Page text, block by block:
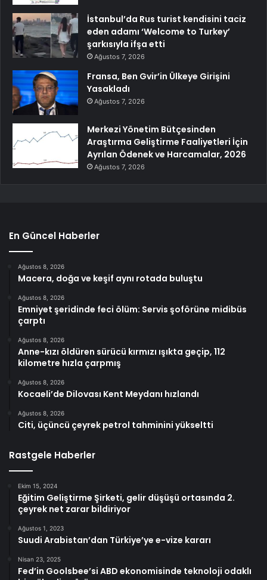
İstanbul’da Rus turist kendisini taciz
eden adamı ‘Welcome to Turkey’
şarkısıyla ifşa etti
Ağustos 7, 2026
Fransa, Ben Gvir’in Ülkeye Girişini
Yasakladı
Ağustos 7, 2026
Merkezi Yönetim Bütçesinden
Araştırma Geliştirme Faaliyetleri İçin
Ayrılan Ödenek ve Harcamalar, 2026
Ağustos 7, 2026
En Güncel Haberler
Ağustos 8, 2026
Macera, doğa ve keşif aynı rotada buluştu
Ağustos 8, 2026
Emniyet şeridinde feci ölüm: Servis şoförüne midibüs
çarptı
Ağustos 8, 2026
Anne-kızı öldüren sürücü kırmızı ışıkta geçip, 112
kilometre hızla çarpmış
Ağustos 8, 2026
Kocaeli’de Dilovası Kent Meydanı hızlandı
Ağustos 8, 2026
Citi, üçüncü çeyrek petrol tahminini yükseltti
Rastgele Haberler
Ekim 15, 2024
Eğitim Geliştirme Şirketi, gelir düşüşü ortasında 2.
çeyrek net zarar bildiriyor
Ağustos 1, 2023
Suudi Arabistan’dan Türkiye’ye e-vize kararı
Nisan 23, 2025
Fed’in Goolsbee’si ABD ekonomisinde teknoloji odaklı